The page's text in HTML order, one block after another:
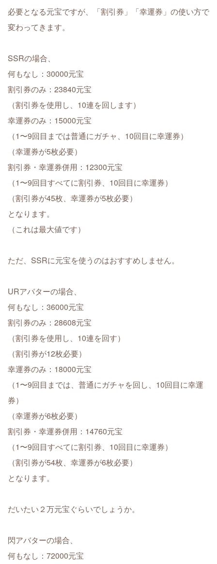
必要となる元宝ですが、「割引券」「幸運券」の使い方で
変わってきます。
SSRの場合、
何もなし：30000元宝
割引券のみ：23840元宝
（割引券を使用し、10連を回します）
幸運券のみ：15000元宝
（1〜9回目までは普通にガチャ、10回目に幸運券）
（幸運券が5枚必要）
割引券・幸運券併用：12300元宝
（1〜9回目すべてに割引券、10回目に幸運券）
（割引券が45枚、幸運券が5枚必要）
となります。
（これは最大値です）
ただ、SSRに元宝を使うのはおすすめしません。
URアバターの場合、
何もなし：36000元宝
割引券のみ：28608元宝
（割引券を使用し、10連を回す）
（割引券が12枚必要）
幸運券のみ：18000元宝
（1〜9回目までは、普通にガチャを回し、10回目に幸運
券）
（幸運券が6枚必要）
割引券・幸運券併用：14760元宝
（1〜9回目すべてに割引券、10回目に幸運券）
（割引券が54枚、幸運券が6枚必要）
となります。
だいたい２万元宝ぐらいでしょうか。
閃アバターの場合、
何もなし：72000元宝